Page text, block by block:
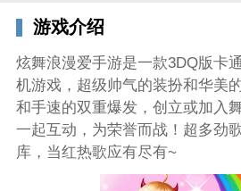
游戏介绍
炫舞浪漫爱手游是一款3DQ版卡
机游戏，超级帅气的装扮和华美
和手速的双重爆发，创立或加入
一起互动，为荣誉而战！超多劲
库，当红热歌应有尽有~